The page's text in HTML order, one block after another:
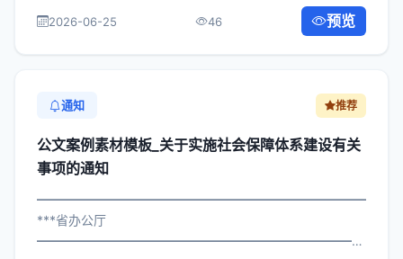
各直属机构： 为深入贯彻落实习近平总书...
2026-06-25 46 预览
通知 推荐
公文案例素材模板_关于实施社会保障体系建设有关
事项的通知
***省办公厅